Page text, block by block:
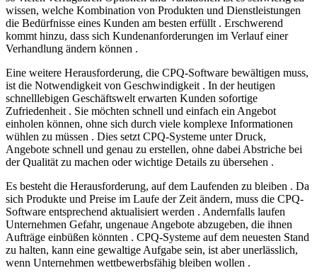
wissen, welche Kombination von Produkten und Dienstleistungen
die Bedürfnisse eines Kunden am besten erfüllt . Erschwerend
kommt hinzu, dass sich Kundenanforderungen im Verlauf einer
Verhandlung ändern können .
Eine weitere Herausforderung, die CPQ-Software bewältigen muss,
ist die Notwendigkeit von Geschwindigkeit . In der heutigen
schnelllebigen Geschäftswelt erwarten Kunden sofortige
Zufriedenheit . Sie möchten schnell und einfach ein Angebot
einholen können, ohne sich durch viele komplexe Informationen
wühlen zu müssen . Dies setzt CPQ-Systeme unter Druck,
Angebote schnell und genau zu erstellen, ohne dabei Abstriche bei
der Qualität zu machen oder wichtige Details zu übersehen .
Es besteht die Herausforderung, auf dem Laufenden zu bleiben . Da
sich Produkte und Preise im Laufe der Zeit ändern, muss die CPQ-
Software entsprechend aktualisiert werden . Andernfalls laufen
Unternehmen Gefahr, ungenaue Angebote abzugeben, die ihnen
Aufträge einbüßen könnten . CPQ-Systeme auf dem neuesten Stand
zu halten, kann eine gewaltige Aufgabe sein, ist aber unerlässlich,
wenn Unternehmen wettbewerbsfähig bleiben wollen .